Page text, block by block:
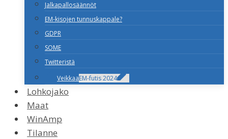
Jalkapallosäännöt
EM-kisojen tunnuskappale?
GDPR
SOME
Twitteristä
VeikkaaEM-futis 2024
Lohkojako
Maat
WinAmp
Tilanne